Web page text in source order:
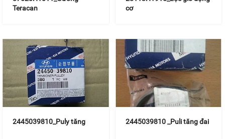
Teracan
cơ
2445039810_Puly tăng 2445039810 _Puli tăng đai